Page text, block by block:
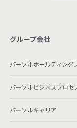
グループ会社
パーソルホールディング
パーソルビジネスプロセ
パーソルキャリア